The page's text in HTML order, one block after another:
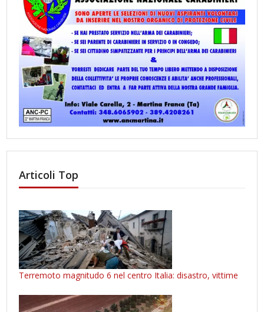
Articoli Top
Terremoto magnitudo 6 nel centro Italia: disastro, vittime